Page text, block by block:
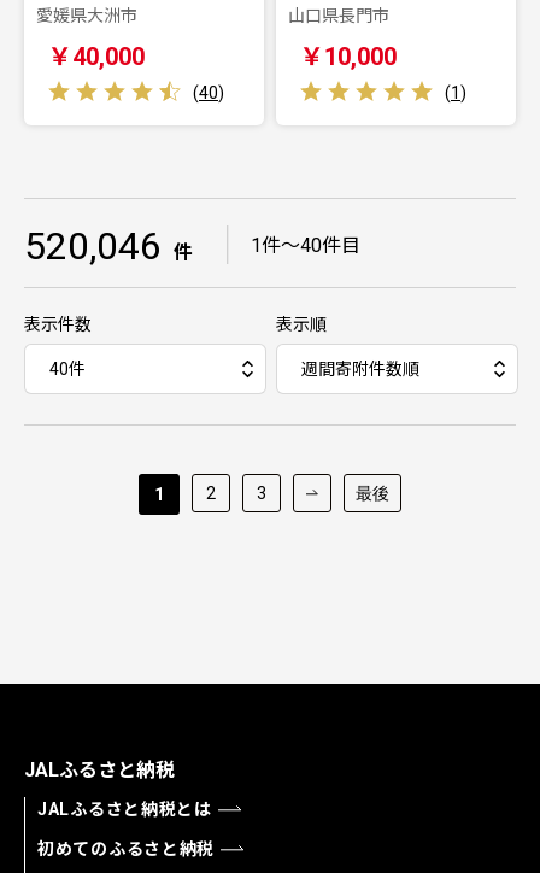
愛媛県大洲市
￥40,000
(40)
山口県長門市
￥10,000
(1)
520,046 件 1件～40件目
表示件数 表示順
1 2 3 最後
JALふるさと納税
JALふるさと納税とは
初めてのふるさと納税